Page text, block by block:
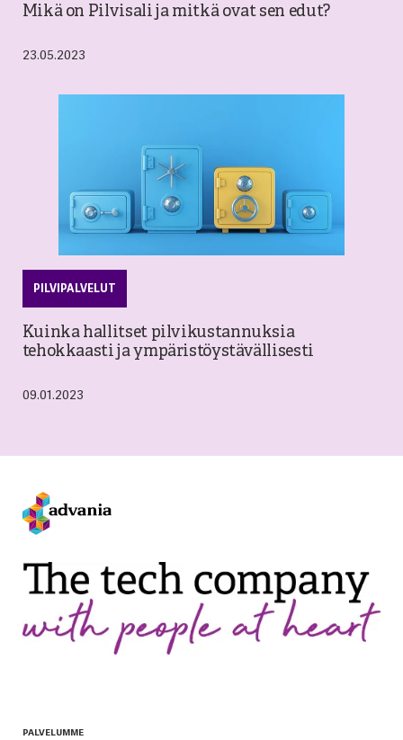
Mikä on Pilvisali ja mitkä ovat sen edut?
23.05.2023
PILVIPALVELUT
Kuinka hallitset pilvikustannuksia
tehokkaasti ja ympäristöystävällisesti
09.01.2023
PALVELUMME